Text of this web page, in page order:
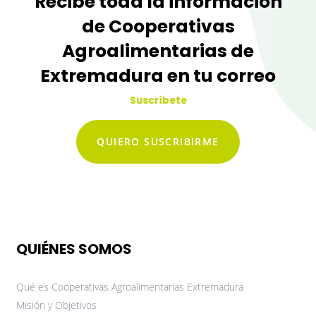
de Cooperativas
Agroalimentarias de
Extremadura en tu correo
Suscríbete
QUIERO SUSCRIBIRME
QUIÉNES SOMOS
Qué es Cooperativas Agroalimentarias Extremadura
Misión y Objetivos